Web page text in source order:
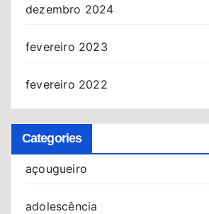
dezembro 2024
fevereiro 2023
fevereiro 2022
Categories
açougueiro
adolescência